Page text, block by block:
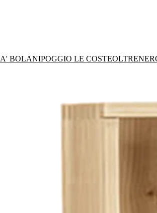
BOLANIPOGGIO LE COSTE